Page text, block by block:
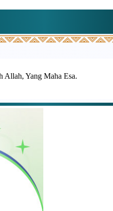
Allah, Yang Maha Esa.